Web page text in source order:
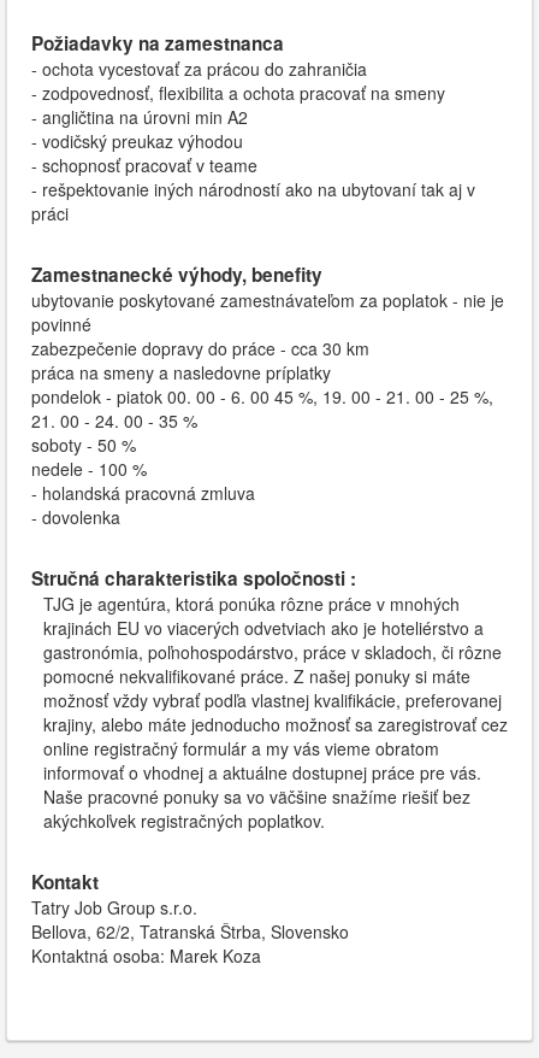
Požiadavky na zamestnanca
- ochota vycestovať za prácou do zahraničia
- zodpovednosť, flexibilita a ochota pracovať na smeny
- angličtina na úrovni min A2
- vodičský preukaz výhodou
- schopnosť pracovať v teame
- rešpektovanie iných národností ako na ubytovaní tak aj v
práci
Zamestnanecké výhody, benefity
ubytovanie poskytované zamestnávateľom za poplatok - nie je
povinné
zabezpečenie dopravy do práce - cca 30 km
práca na smeny a nasledovne príplatky
pondelok - piatok 00. 00 - 6. 00 45 %, 19. 00 - 21. 00 - 25 %,
21. 00 - 24. 00 - 35 %
soboty - 50 %
nedele - 100 %
- holandská pracovná zmluva
- dovolenka
Stručná charakteristika spoločnosti :
TJG je agentúra, ktorá ponúka rôzne práce v mnohých
krajinách EU vo viacerých odvetviach ako je hoteliérstvo a
gastronómia, poľnohospodárstvo, práce v skladoch, či rôzne
pomocné nekvalifikované práce. Z našej ponuky si máte
možnosť vždy vybrať podľa vlastnej kvalifikácie, preferovanej
krajiny, alebo máte jednoducho možnosť sa zaregistrovať cez
online registračný formulár a my vás vieme obratom
informovať o vhodnej a aktuálne dostupnej práce pre vás.
Naše pracovné ponuky sa vo väčšine snažíme riešiť bez
akýchkoľvek registračných poplatkov.
Kontakt
Tatry Job Group s.r.o.
Bellova, 62/2, Tatranská Štrba, Slovensko
Kontaktná osoba: Marek Koza